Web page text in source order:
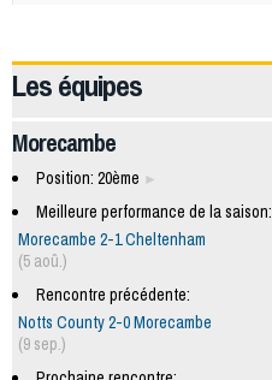
Les équipes
Morecambe
Position: 20ème
Meilleure performance de la saison:
Morecambe 2-1 Cheltenham
(5 aoû.)
Rencontre précédente:
Notts County 2-0 Morecambe
(9 sep.)